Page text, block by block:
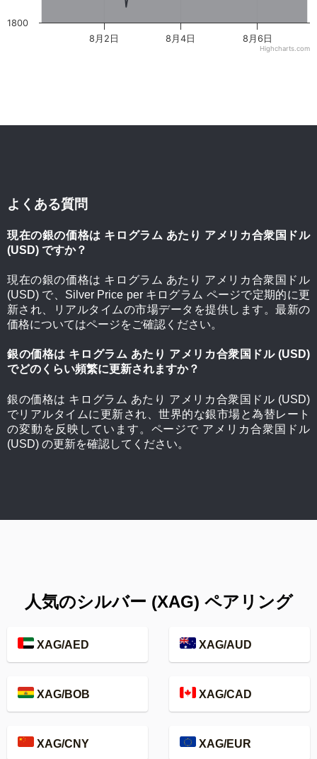
8月2日 8月4日 8月6日
1800
Highcharts.com
よくある質問
現在の銀の価格は キログラム あたり アメリカ合衆国ドル
(USD) ですか？
現在の銀の価格は キログラム あたり アメリカ合衆国ドル
(USD) で、Silver Price per キログラム ページで定期的に更
新され、リアルタイムの市場データを提供します。最新の
価格についてはページをご確認ください。
銀の価格は キログラム あたり アメリカ合衆国ドル (USD)
でどのくらい頻繁に更新されますか？
銀の価格は キログラム あたり アメリカ合衆国ドル (USD)
でリアルタイムに更新され、世界的な銀市場と為替レート
の変動を反映しています。ページで アメリカ合衆国ドル
(USD) の更新を確認してください。
人気のシルバー (XAG) ペアリング
XAG/AED XAG/AUD
XAG/BOB XAG/CAD
XAG/CNY XAG/EUR